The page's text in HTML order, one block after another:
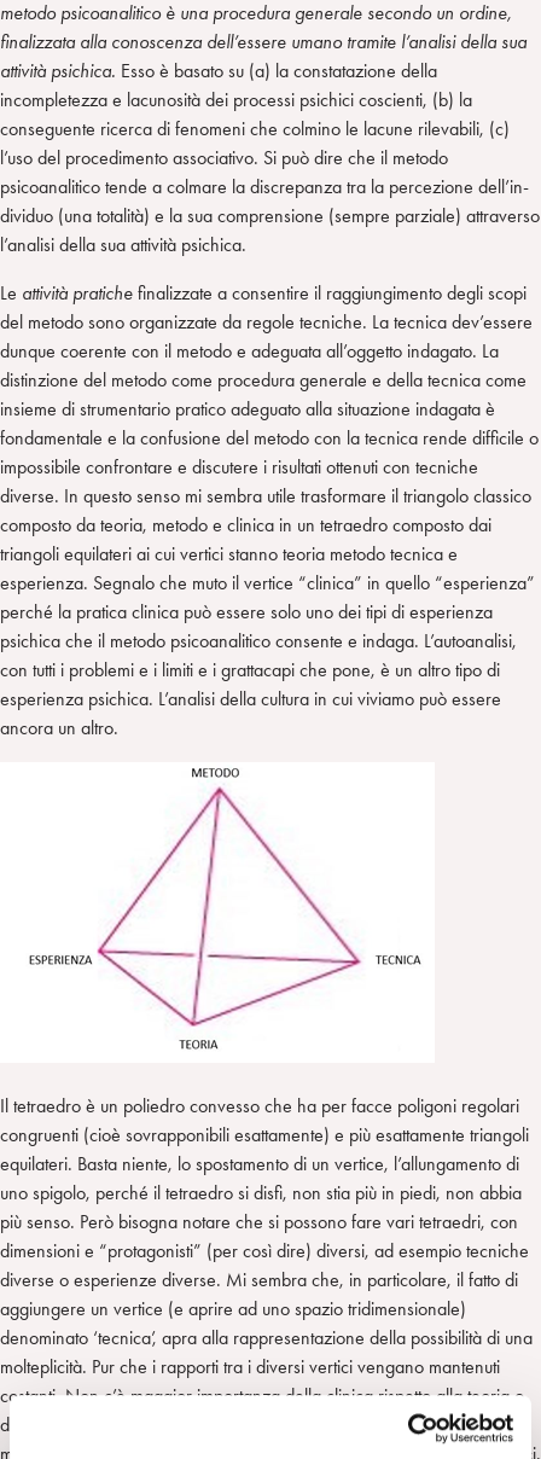
metodo psicoanalitico è una procedura generale secondo un ordine,
finalizzata alla conoscenza dell’essere umano tramite l’analisi della sua
attività psichica. Esso è basato su (a) la constatazione della
incompletezza e lacunosità dei processi psichici coscienti, (b) la
conseguente ricerca di fenomeni che colmino le lacune rilevabili, (c)
l’uso del procedimento associativo. Si può dire che il metodo
psicoanalitico tende a colmare la discrepanza tra la percezione dell’in-
dividuo (una totalità) e la sua comprensione (sempre parziale) attraverso
l’analisi della sua attività psichica.
Le attività pratiche finalizzate a consentire il raggiungimento degli scopi
del metodo sono organizzate da regole tecniche. La tecnica dev’essere
dunque coerente con il metodo e adeguata all’oggetto indagato. La
distinzione del metodo come procedura generale e della tecnica come
insieme di strumentario pratico adeguato alla situazione indagata è
fondamentale e la confusione del metodo con la tecnica rende difficile o
impossibile confrontare e discutere i risultati ottenuti con tecniche
diverse. In questo senso mi sembra utile trasformare il triangolo classico
composto da teoria, metodo e clinica in un tetraedro composto dai
triangoli equilateri ai cui vertici stanno teoria metodo tecnica e
esperienza. Segnalo che muto il vertice “clinica” in quello “esperienza”
perché la pratica clinica può essere solo uno dei tipi di esperienza
psichica che il metodo psicoanalitico consente e indaga. L’autoanalisi,
con tutti i problemi e i limiti e i grattacapi che pone, è un altro tipo di
esperienza psichica. L’analisi della cultura in cui viviamo può essere
ancora un altro.
Il tetraedro è un poliedro convesso che ha per facce poligoni regolari
congruenti (cioè sovrapponibili esattamente) e più esattamente triangoli
equilateri. Basta niente, lo spostamento di un vertice, l’allungamento di
uno spigolo, perché il tetraedro si disfi, non stia più in piedi, non abbia
più senso. Però bisogna notare che si possono fare vari tetraedri, con
dimensioni e “protagonisti” (per così dire) diversi, ad esempio tecniche
diverse o esperienze diverse. Mi sembra che, in particolare, il fatto di
aggiungere un vertice (e aprire ad uno spazio tridimensionale)
denominato ‘tecnica’, apra alla rappresentazione della possibilità di una
molteplicità. Pur che i rapporti tra i diversi vertici vengano mantenuti
costanti. Non c’è maggior importanza della clinica rispetto alla teoria o
della teoria rispetto al metodo o del metodo rispetto alla clinica. Né c’è
maggior importanza della tecnica rispetto a ciascuno degli altri tre vertici.